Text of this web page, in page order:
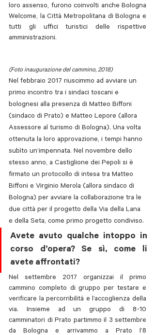
loro assenso, furono coinvolti anche Bologna
Welcome, la Città Metropolitana di Bologna e
tutti gli uffici turistici delle rispettive
amministrazioni.
(Foto inaugurazione del cammino, 2018)
Nel febbraio 2017 riuscimmo ad avviare un
primo incontro tra i sindaci toscani e
bolognesi alla presenza di Matteo Biffoni
(sindaco di Prato) e Matteo Lepore (allora
Assessore al turismo di Bologna). Una volta
ottenuta la loro approvazione, i tempi hanno
subìto un’impennata. Nel novembre dello
stesso anno, a Castiglione dei Pepoli si è
firmato un protocollo di intesa tra Matteo
Biffoni e Virginio Merola (allora sindaco di
Bologna) per avviare la collaborazione tra le
due città per il progetto della Via della Lana
e della Seta, come primo progetto condiviso.
Avete avuto qualche intoppo in
corso d’opera? Se sì, come li
avete affrontati?
Nel settembre 2017 organizzai il primo
cammino completo di gruppo per testare e
verificare la percorribilità e l’accoglienza della
via. Insieme ad un gruppo di 8-10
camminatori di Prato partimmo il 3 settembre
da Bologna e arrivammo a Prato l’8